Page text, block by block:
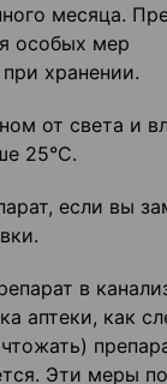
месяца.
особых мер
хранении.
от света и
25°С.
если вы
в
аптеки, как
Эти меры